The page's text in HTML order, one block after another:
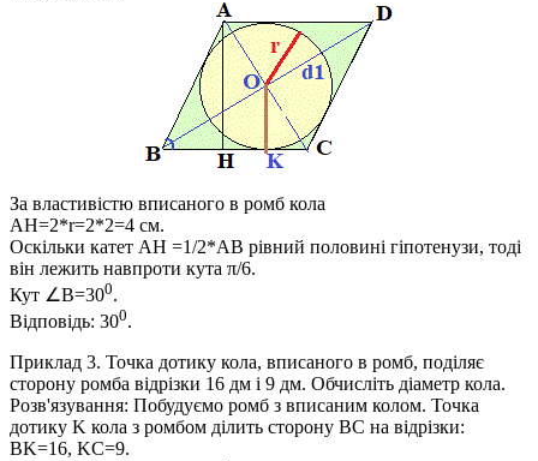
За властивістю вписаного в ромб кола
AH=2*r=2*2=4 см.
Оскільки катет АН =1/2*AB рівний половині гіпотенузи, тоді
він лежить навпроти кута π/6.
Кут ∠B=300.
Відповідь: 300.
Приклад 3. Точка дотику кола, вписаного в ромб, поділяє
сторону ромба відрізки 16 дм і 9 дм. Обчисліть діаметр кола.​
Розв'язування: Побудуємо ромб з вписаним колом. Точка
дотику K кола з ромбом ділить сторону BC на відрізки:
BK=16, KC=9.